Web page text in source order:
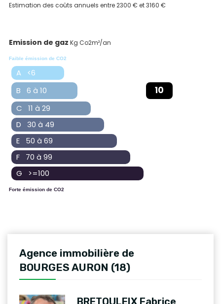
Estimation des coûts annuels entre 2300 € et 3160 €
Emission de gaz Kg Co2m²/an
Faible émission de CO2
A <6
B 6 à 10
10
C 11 à 29
D 30 à 49
E 50 à 69
F 70 à 99
G >=100
Forte émission de CO2
Agence immobilière de
BOURGES AURON (18)
BRETOULEIX Fabrice